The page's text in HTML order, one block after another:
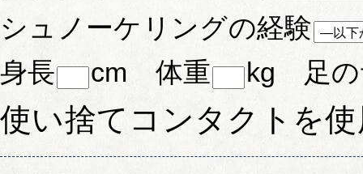
シュノーケリングの経験
身長
cm 体重 kg 足の
使い捨てコンタクトを